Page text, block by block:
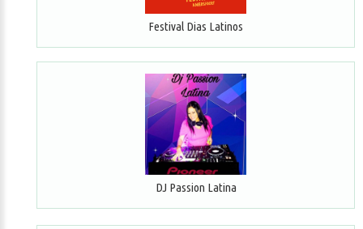
Festival Dias Latinos
DJ Passion Latina